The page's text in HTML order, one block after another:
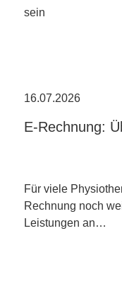
sein
16.07.2026
E-Rechnung:
Für viele
Rechnung noch
Leistungen an…